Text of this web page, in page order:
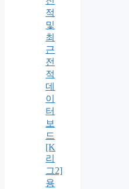
적
및
최
근
전
적
데
이
터
보
드
[K
리
그2]
용